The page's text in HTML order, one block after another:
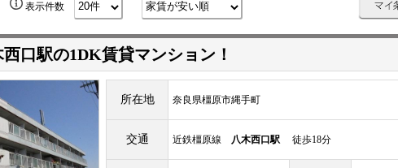
表示件数
口駅の1DK賃貸マンション！
所在地 奈良県橿原市縄手町
交通 近鉄橿原線 八木西口駅 徒歩18分